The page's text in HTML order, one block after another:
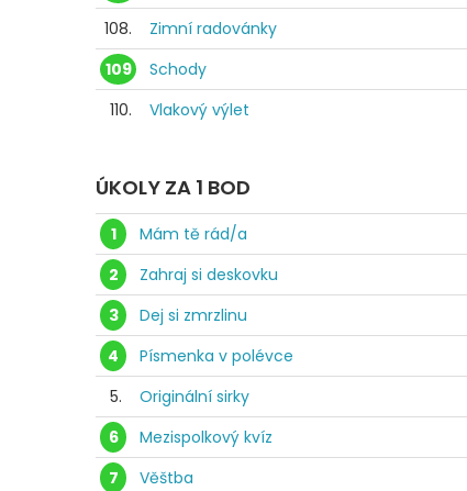
108.
Zimní radovánky
109
Schody
110.
Vlakový výlet
ÚKOLY ZA 1 BOD
1
Mám tě rád/a
2
Zahraj si deskovku
3
Dej si zmrzlinu
4
Písmenka v polévce
5.
Originální sirky
6
Mezispolkový kvíz
7
Věštba